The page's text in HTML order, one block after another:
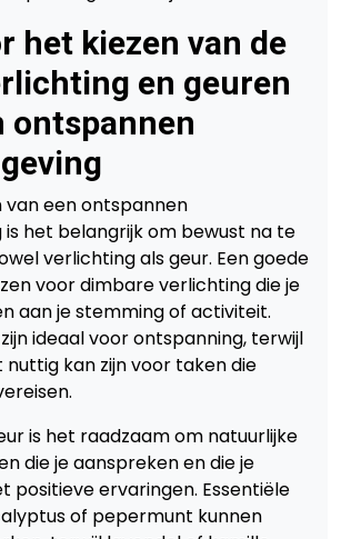
het kiezen van de
en geuren
ontspannen
van een ontspannen
is het belangrijk om bewust na te
verlichting als geur. Een goede
voor dimbare verlichting die je
aan je stemming of activiteit.
ideaal voor ontspanning, terwijl
kan zijn voor taken die
is het raadzaam om natuurlijke
die je aanspreken en die je
positieve ervaringen. Essentiële
of pepermunt kunnen